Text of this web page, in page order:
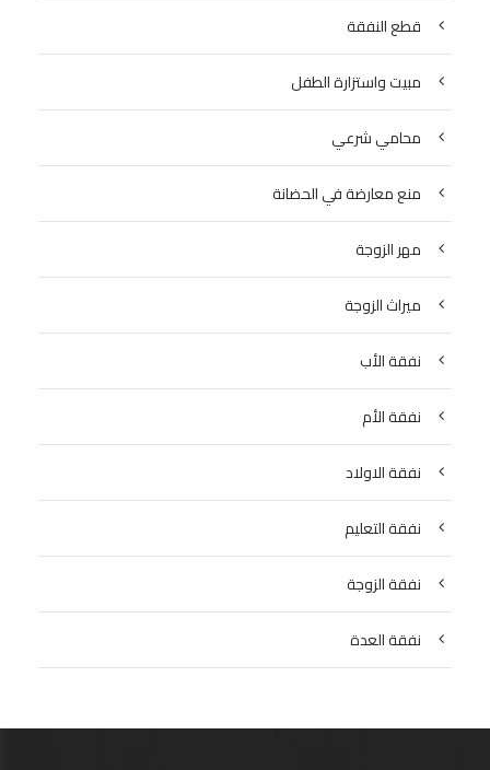
قطع النفقة
مبيت واستزارة الطفل
محامي شرعي
منع معارضة في الحضانة
مهر الزوجة
ميراث الزوجة
نفقة الأب
نفقة الأم
نفقة الاولاد
نفقة التعليم
نفقة الزوجة
نفقة العدة